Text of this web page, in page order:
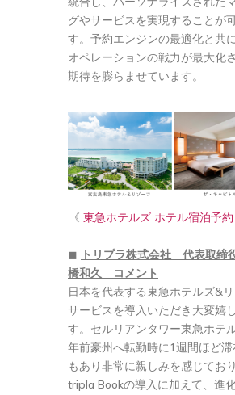
グやサービスを実現することが
す。予約エンジンの最適化と共
オペレーションの戦力が最大化
期待を膨らませています。
《 東急ホテルズ ホテル宿泊予約
◼︎ トリプラ株式会社 代表取
橋和久 コメント
日本を代表する東急ホテルズ&
サービスを導入いただき大変嬉
す。セルリアンタワー東急ホテ
年前豪州へ転勤時に1週間ほど滞
もあり非常に親しみを感じており
tripla Bookの導入に加えて、進